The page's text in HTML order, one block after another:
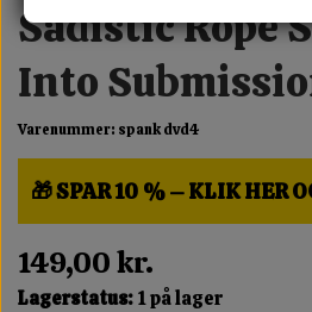
Sadistic Rope
Into
Varenummer: spank dvd4
🎁 SPAR 10 % – KLIK HER
149,00 kr.
Lagerstatus:1 på lager